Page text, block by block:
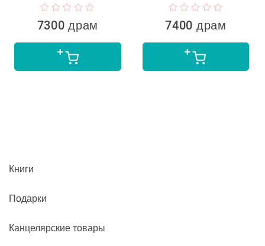
7300 драм 7400 драм
Книги
Подарки
Канцелярские товары